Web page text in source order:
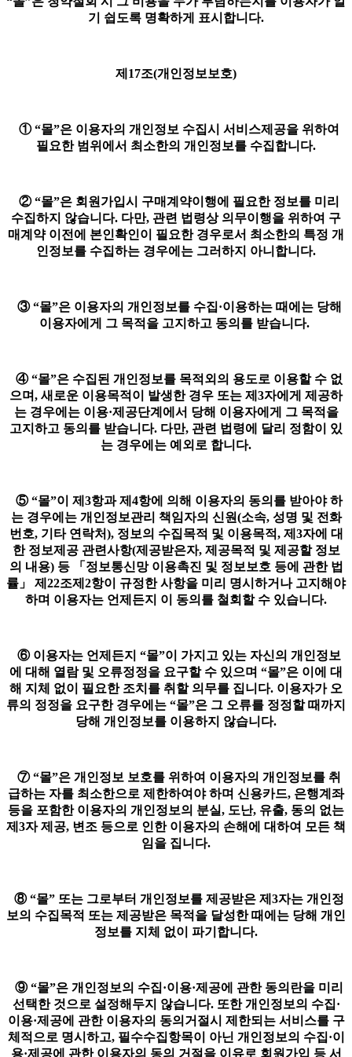
기 쉽도록 명확하게 표시합니다.
제17조(개인정보보호)
① “몰”은 이용자의 개인정보 수집시 서비스제공을 위하여
필요한 범위에서 최소한의 개인정보를 수집합니다.
② “몰”은 회원가입시 구매계약이행에 필요한 정보를 미리
수집하지 않습니다. 다만, 관련 법령상 의무이행을 위하여 구
매계약 이전에 본인확인이 필요한 경우로서 최소한의 특정 개
인정보를 수집하는 경우에는 그러하지 아니합니다.
③ “몰”은 이용자의 개인정보를 수집·이용하는 때에는 당해
이용자에게 그 목적을 고지하고 동의를 받습니다.
④ “몰”은 수집된 개인정보를 목적외의 용도로 이용할 수 없
으며, 새로운 이용목적이 발생한 경우 또는 제3자에게 제공하
는 경우에는 이용·제공단계에서 당해 이용자에게 그 목적을
고지하고 동의를 받습니다. 다만, 관련 법령에 달리 정함이 있
는 경우에는 예외로 합니다.
⑤ “몰”이 제3항과 제4항에 의해 이용자의 동의를 받아야 하
는 경우에는 개인정보관리 책임자의 신원(소속, 성명 및 전화
번호, 기타 연락처), 정보의 수집목적 및 이용목적, 제3자에 대
한 정보제공 관련사항(제공받은자, 제공목적 및 제공할 정보
의 내용) 등 「정보통신망 이용촉진 및 정보보호 등에 관한 법
률」 제22조제2항이 규정한 사항을 미리 명시하거나 고지해야
하며 이용자는 언제든지 이 동의를 철회할 수 있습니다.
⑥ 이용자는 언제든지 “몰”이 가지고 있는 자신의 개인정보
에 대해 열람 및 오류정정을 요구할 수 있으며 “몰”은 이에 대
해 지체 없이 필요한 조치를 취할 의무를 집니다. 이용자가 오
류의 정정을 요구한 경우에는 “몰”은 그 오류를 정정할 때까지
당해 개인정보를 이용하지 않습니다.
⑦ “몰”은 개인정보 보호를 위하여 이용자의 개인정보를 취
급하는 자를 최소한으로 제한하여야 하며 신용카드, 은행계좌
등을 포함한 이용자의 개인정보의 분실, 도난, 유출, 동의 없는
제3자 제공, 변조 등으로 인한 이용자의 손해에 대하여 모든 책
임을 집니다.
⑧ “몰” 또는 그로부터 개인정보를 제공받은 제3자는 개인정
보의 수집목적 또는 제공받은 목적을 달성한 때에는 당해 개인
정보를 지체 없이 파기합니다.
⑨ “몰”은 개인정보의 수집·이용·제공에 관한 동의란을 미리
선택한 것으로 설정해두지 않습니다. 또한 개인정보의 수집·
이용·제공에 관한 이용자의 동의거절시 제한되는 서비스를 구
체적으로 명시하고, 필수수집항목이 아닌 개인정보의 수집·이
용·제공에 관한 이용자의 동의 거절을 이유로 회원가입 등 서